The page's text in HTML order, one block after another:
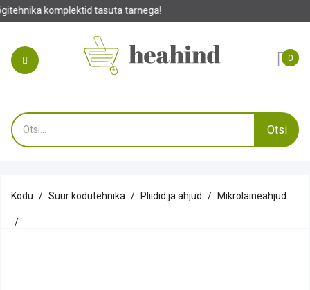
tarnega!
0
Otsi
Kodu Suur kodutehnika Pliidid ja ahjud Mikrolaineahjud